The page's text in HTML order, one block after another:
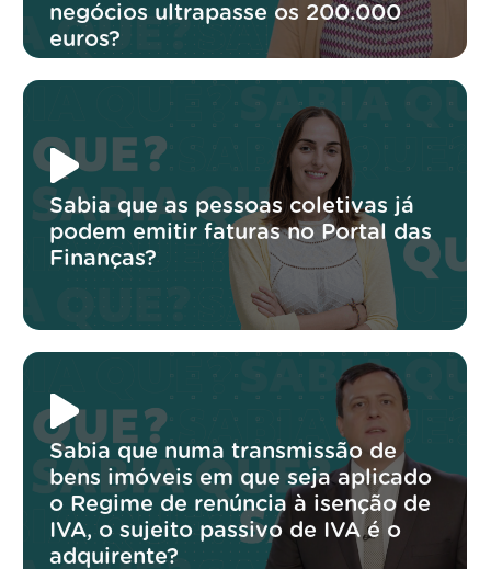
negócios ultrapasse os 200.000
euros?
Sabia que as pessoas coletivas já
podem emitir faturas no Portal das
Finanças?
Sabia que numa transmissão de
bens imóveis em que seja aplicado
o Regime de renúncia à isenção de
IVA, o sujeito passivo de IVA é o
adquirente?